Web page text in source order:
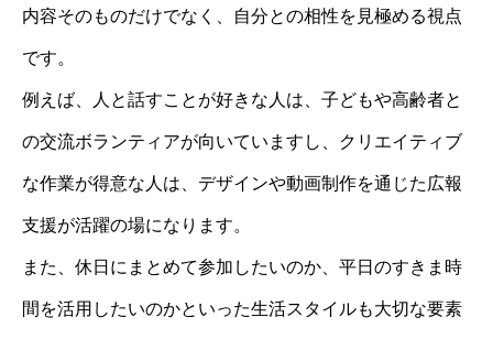
内容そのものだけでなく、自分との相性を見極める視点
です。
例えば、人と話すことが好きな人は、子どもや高齢者と
の交流ボランティアが向いていますし、クリエイティブ
な作業が得意な人は、デザインや動画制作を通じた広報
支援が活躍の場になります。
また、休日にまとめて参加したいのか、平日のすきま時
間を活用したいのかといった生活スタイルも大切な要素